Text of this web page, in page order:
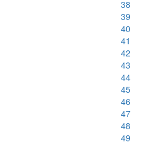
38
39
40
41
42
43
44
45
46
47
48
49